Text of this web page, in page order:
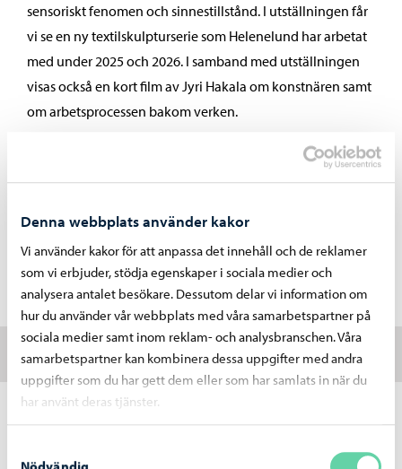
Denna webbplats använder kakor
Vi använder kakor för att anpassa det innehåll och de reklamer
som vi erbjuder, stödja egenskaper i sociala medier och
analysera antalet besökare. Dessutom delar vi information om
hur du använder vår webbplats med våra samarbetspartner på
sociala medier samt inom reklam- och analysbranschen. Våra
samarbetspartner kan kombinera dessa uppgifter med andra
uppgifter som du har gett dem eller som har samlats in när du
har använt deras tjänster.
sensoriskt fenomen och sinnestillstånd. I utställningen får
vi se en ny textilskulpturserie som Helenelund har arbetat
med under 2025 och 2026. I samband med utställningen
visas också en kort film av Jyri Hakala om konstnären samt
om arbetsprocessen bakom verken.
Under utställningen blir Konsthallens Hörna en öppen
verkstad där besökare får pröva på arbetsmetoderna som
utgångspunkt.
Om konstnären